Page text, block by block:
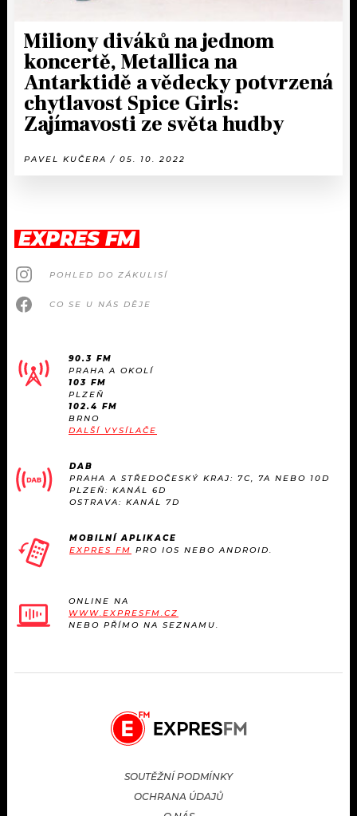
Miliony diváků na jednom
koncertě, Metallica na
Antarktidě a vědecky potvrzená
chytlavost Spice Girls:
Zajímavosti ze světa hudby
PAVEL KUČERA / 05. 10. 2022
EXPRES FM
POHLED DO ZÁKULISÍ
CO SE U NÁS DĚJE
90.3 FM
PRAHA A OKOLÍ
103 FM
PLZEŇ
102.4 FM
BRNO
DALŠÍ VYSÍLAČE
DAB
PRAHA A STŘEDOČESKÝ KRAJ: 7C, 7A NEBO 10D
PLZEŇ: KANÁL 6D
OSTRAVA: KANÁL 7D
MOBILNÍ APLIKACE
EXPRES FM PRO IOS NEBO ANDROID.
ONLINE NA
WWW.EXPRESFM.CZ
NEBO PŘÍMO NA SEZNAMU.
SOUTĚŽNÍ PODMÍNKY
OCHRANA ÚDAJŮ